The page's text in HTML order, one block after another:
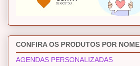
CONFIRA OS PRODUTOS POR NOME
AGENDAS PERSONALIZADAS